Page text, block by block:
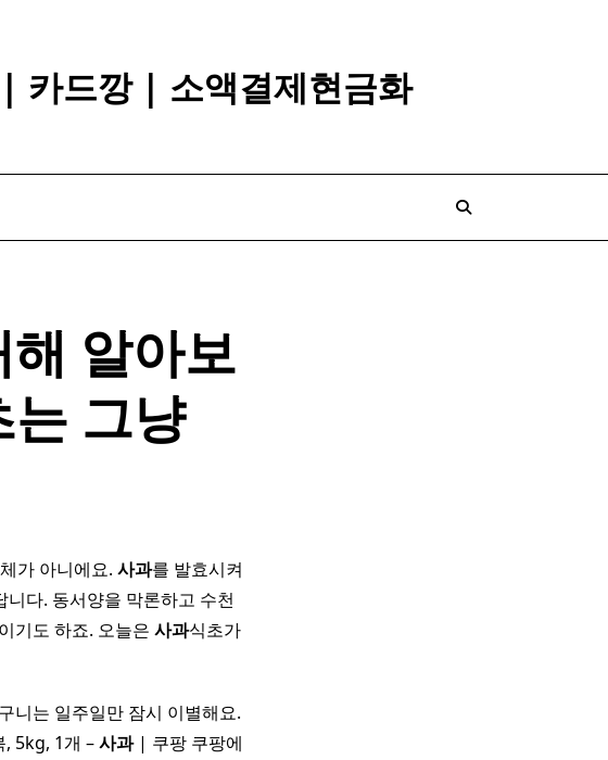
카드깡 | 소액결제현금화
알아보
는 그냥
가 아니에요. 사과를 발효시켜
다. 동서양을 막론하고 수천
기도 하죠. 오늘은 사과식초가
니는 일주일만 잠시 이별해요.
5kg, 1개 –사과| 쿠팡 쿠팡에